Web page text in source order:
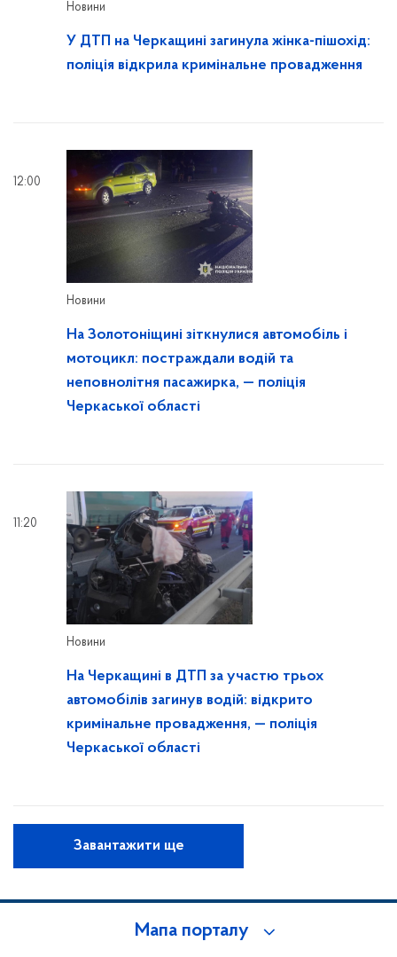
Новини
У ДТП на Черкащині загинула жінка-пішохід:
поліція відкрила кримінальне провадження
Новини
На Золотоніщині зіткнулися автомобіль і
мотоцикл: постраждали водій та
неповнолітня пасажирка, — поліція
Черкаської області
12:00
Новини
На Черкащині в ДТП за участю трьох
автомобілів загинув водій: відкрито
кримінальне провадження, — поліція
Черкаської області
11:20
Завантажити ще
Мапа порталу